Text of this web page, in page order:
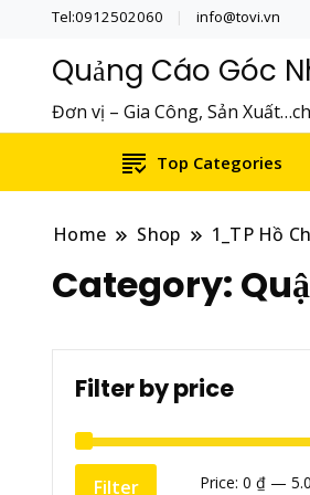
Tel:0912502060 info@tovi.vn
Quảng Cáo Góc
Đơn vị – Gia Công, Sản
Top Categories
Home Shop 1_TP Hồ
Category:
Filter by price
Filter Price: 0 ₫—